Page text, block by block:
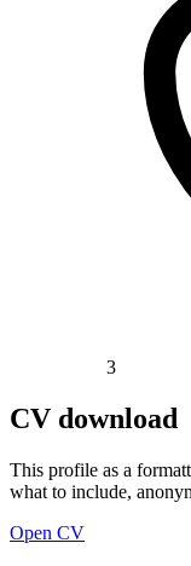
3
CV download
This profile as a
what to include,
Open CV